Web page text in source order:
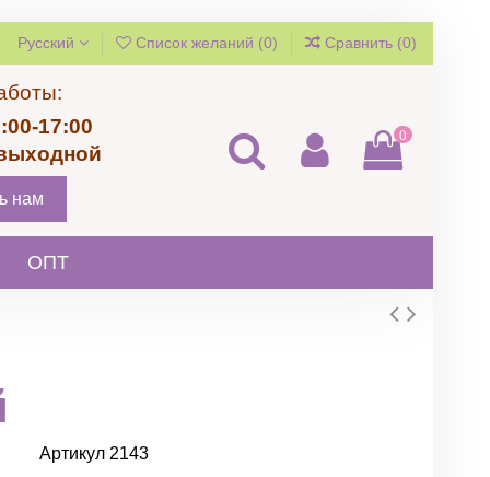
Русский Список желаний (0) Сравнить (0)
17:00
нам
0
ОПТ
Артикул 2143